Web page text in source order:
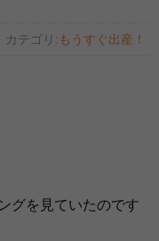
カテゴリ:もうすぐ出産！
グを見ていたのです